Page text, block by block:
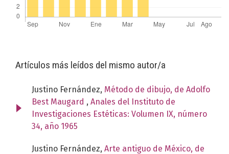
Artículos más leídos del mismo autor/a
Justino Fernández, Método de dibujo, de Adolfo
Best Maugard , Anales del Instituto de
Investigaciones Estéticas: Volumen IX, número
34, año 1965
Justino Fernández, Arte antiguo de México, de